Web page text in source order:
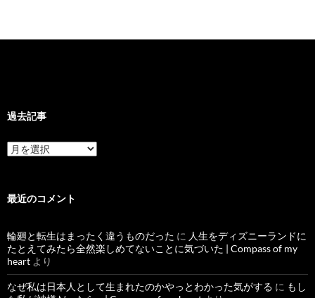
過去記事
過
去
最近のコメント
輪廻と転生はまったく違うものだった に 人生をディズニーランドに
たとえてみたら全然楽しめてないことに気づいた | Compass of my
heart より
なぜ私は日本人として生まれたのかやっとわかった気がする に もし